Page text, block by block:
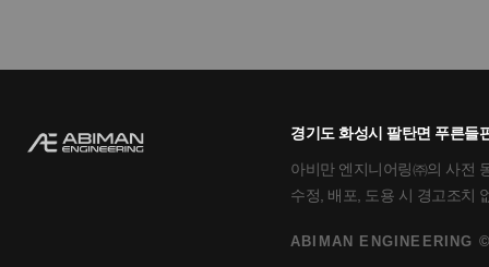
경기도 화성시 팔탄면 푸른들
아비만 엔지니어링㈜의 사전
수정, 배포, 도용 시 경고조치
ABIMAN ENGINEERING